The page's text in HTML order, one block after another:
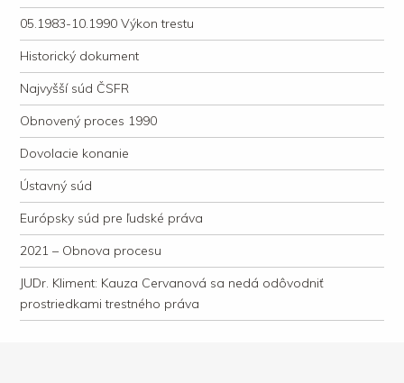
05.1983-10.1990 Výkon trestu
Historický dokument
Najvyšší súd ČSFR
Obnovený proces 1990
Dovolacie konanie
Ústavný súd
Európsky súd pre ľudské práva
2021 – Obnova procesu
JUDr. Kliment: Kauza Cervanová sa nedá odôvodniť
prostriedkami trestného práva